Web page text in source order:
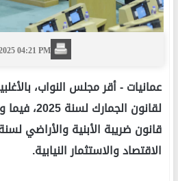
04:21 PM
عمانيات -أقر مجلس النواب،
لقانون
الاقتصاد والاستثمار النيابية.